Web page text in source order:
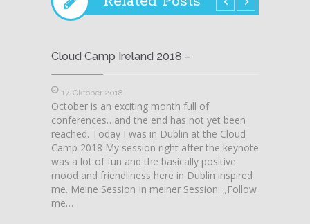
Cloud Camp Ireland 2018 –
17. Oktober 2018
October is an exciting month full of
conferences…and the end has not yet been
reached. Today I was in Dublin at the Cloud
Camp 2018 My session right after the keynote
was a lot of fun and the basically positive
mood and friendliness here in Dublin inspired
me. Meine Session In meiner Session: „Follow
me…